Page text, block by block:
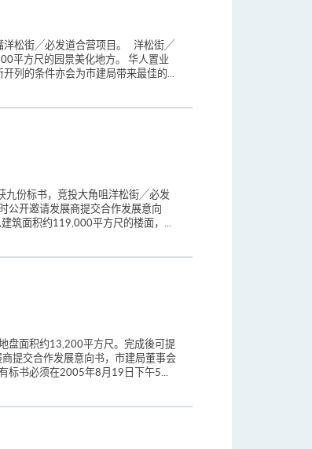
洋松街╱必发道合营项目。 洋松街╱
平方尺的园景美化地方。 华人置业
列的条件亦会为市建局带来最佳的...
九份标书，竞投大角咀洋松街╱必发
公开邀请发展商提交合作发展意向
筑面积约119,000平方尺的楼面，...
盘面积约13,200平方尺。完成後可提
提交合作发展意向书，市建局董事会
标书必须在2005年8月19日下午5...